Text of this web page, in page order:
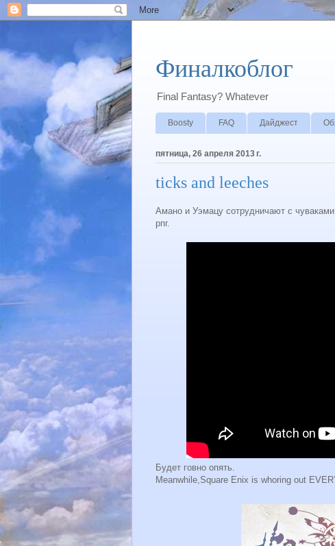
Финалкоблог
Final Fantasy? Whatever
Boosty FAQ Дайджест
пятница, 26 апреля 2013 г.
ticks and leeches
Амано и Уэмацу сотрудничают с
рпг.
Будет говно опять.
Meanwhile,Square Enix is whoring out